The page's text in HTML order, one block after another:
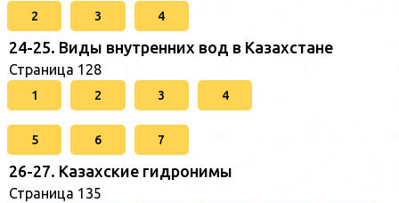
2 3 4
24-25. Виды внутренних вод в Казахстане
Страница 128
1 2 3 4
5 6 7
26-27. Казахские гидронимы
Страница 135